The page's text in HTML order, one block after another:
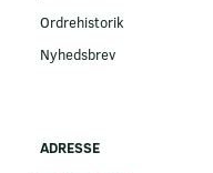
Ordrehistorik
Nyhedsbrev
ADRESSE